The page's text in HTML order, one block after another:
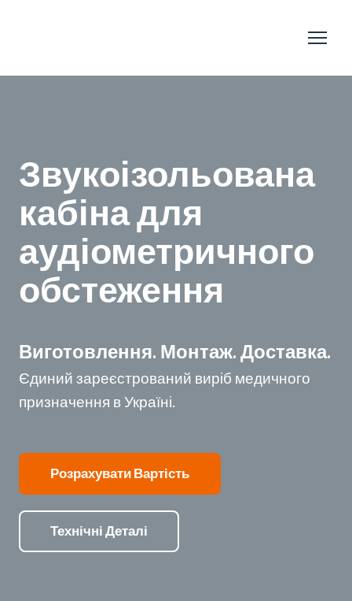
Звукоізольована
кабіна для
аудіометричного
обстеження
Виготовлення. Монтаж. Доставка.
Єдиний зареєстрований виріб медичного
призначення в Україні.
Розрахувати Вартість
Технічні Деталі